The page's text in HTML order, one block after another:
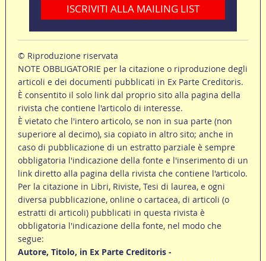
ISCRIVITI ALLA MAILING LIST
© Riproduzione riservata
NOTE OBBLIGATORIE per la citazione o riproduzione degli
articoli e dei documenti pubblicati in Ex Parte Creditoris.
È consentito il solo link dal proprio sito alla pagina della
rivista che contiene l'articolo di interesse.
È vietato che l'intero articolo, se non in sua parte (non
superiore al decimo), sia copiato in altro sito; anche in
caso di pubblicazione di un estratto parziale è sempre
obbligatoria l'indicazione della fonte e l'inserimento di un
link diretto alla pagina della rivista che contiene l'articolo.
Per la citazione in Libri, Riviste, Tesi di laurea, e ogni
diversa pubblicazione, online o cartacea, di articoli (o
estratti di articoli) pubblicati in questa rivista è
obbligatoria l'indicazione della fonte, nel modo che
segue:
Autore, Titolo, in Ex Parte Creditoris -